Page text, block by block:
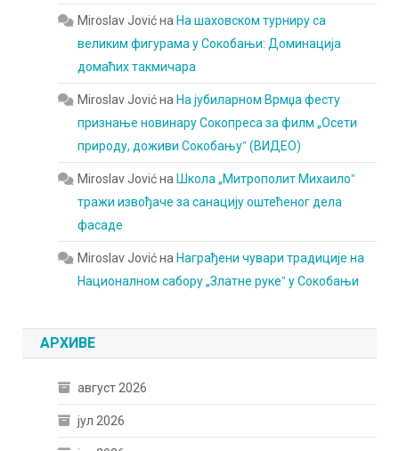
Miroslav Jovićна На шаховском турниру са
великим фигурама у Сокобањи: Доминација
домаћих такмичара
Miroslav Jovićна На јубиларном Врмџа фесту
признање новинару Сокопреса за филм „Осети
природу, доживи Сокобањуˮ (ВИДЕО)
Miroslav Jovićна Школа „Митрополит Михаилоˮ
тражи извођаче за санацију оштећеног дела
фасаде
Miroslav Jovićна Награђени чувари традиције на
Националном сабору „Златне рукеˮ у Сокобањи
АРХИВЕ
август 2026
јул 2026